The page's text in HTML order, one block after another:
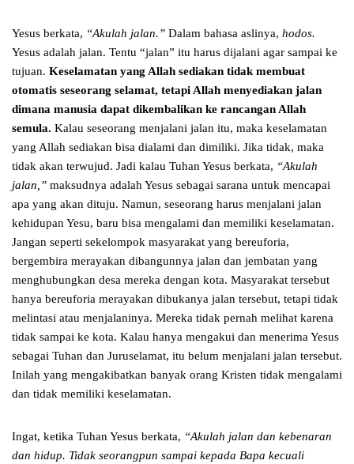
Yesus berkata, “Akulah jalan.” Dalam bahasa aslinya, hodos.
Yesus adalah jalan. Tentu “jalan” itu harus dijalani agar sampai ke
tujuan. Keselamatan yang Allah sediakan tidak membuat
otomatis seseorang selamat, tetapi Allah menyediakan jalan
dimana manusia dapat dikembalikan ke rancangan Allah
semula. Kalau seseorang menjalani jalan itu, maka keselamatan
yang Allah sediakan bisa dialami dan dimiliki. Jika tidak, maka
tidak akan terwujud. Jadi kalau Tuhan Yesus berkata, “Akulah
jalan,” maksudnya adalah Yesus sebagai sarana untuk mencapai
apa yang akan dituju. Namun, seseorang harus menjalani jalan
kehidupan Yesu, baru bisa mengalami dan memiliki keselamatan.
Jangan seperti sekelompok masyarakat yang bereuforia,
bergembira merayakan dibangunnya jalan dan jembatan yang
menghubungkan desa mereka dengan kota. Masyarakat tersebut
hanya bereuforia merayakan dibukanya jalan tersebut, tetapi tidak
melintasi atau menjalaninya. Mereka tidak pernah melihat karena
tidak sampai ke kota. Kalau hanya mengakui dan menerima Yesus
sebagai Tuhan dan Juruselamat, itu belum menjalani jalan tersebut.
Inilah yang mengakibatkan banyak orang Kristen tidak mengalami
dan tidak memiliki keselamatan.
Ingat, ketika Tuhan Yesus berkata, “Akulah jalan dan kebenaran
dan hidup. Tidak seorangpun sampai kepada Bapa kecuali